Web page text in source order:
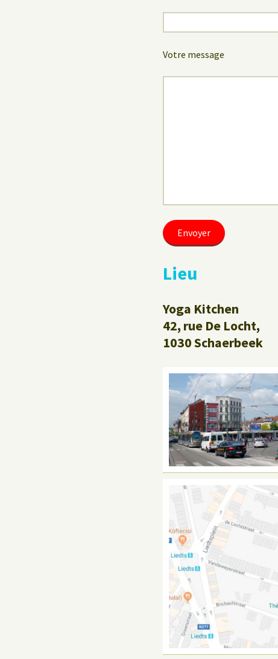
Votre message
Lieu
Yoga Kitchen
42, rue De Locht,
1030 Schaerbeek